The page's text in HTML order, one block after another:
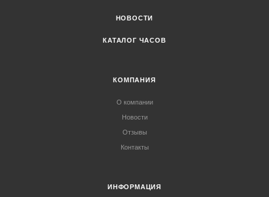
НОВОСТИ
КАТАЛОГ ЧАСОВ
КОМПАНИЯ
О компании
Новости
Отзывы
Контакты
ИНФОРМАЦИЯ